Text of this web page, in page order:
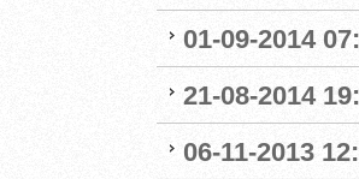
01-09-2014
21-08-2014
06-11-2013